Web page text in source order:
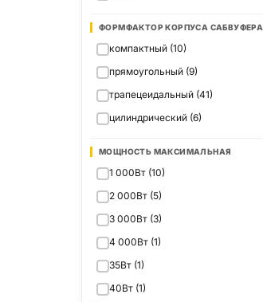
ФОРМФАКТОР КОРПУСА САБВУФЕРА
компактный (10)
прямоугольный (9)
трапецеидальный (41)
цилиндрический (6)
МОЩНОСТЬ МАКСИМАЛЬНАЯ
1 000Вт (10)
2 000Вт (5)
3 000Вт (3)
4 000Вт (1)
35Вт (1)
40Вт (1)